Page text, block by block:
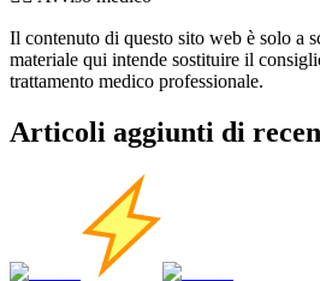
Il contenuto di questo sito web è solo a
materiale qui intende sostituire il
trattamento medico professionale.
Articoli aggiunti di